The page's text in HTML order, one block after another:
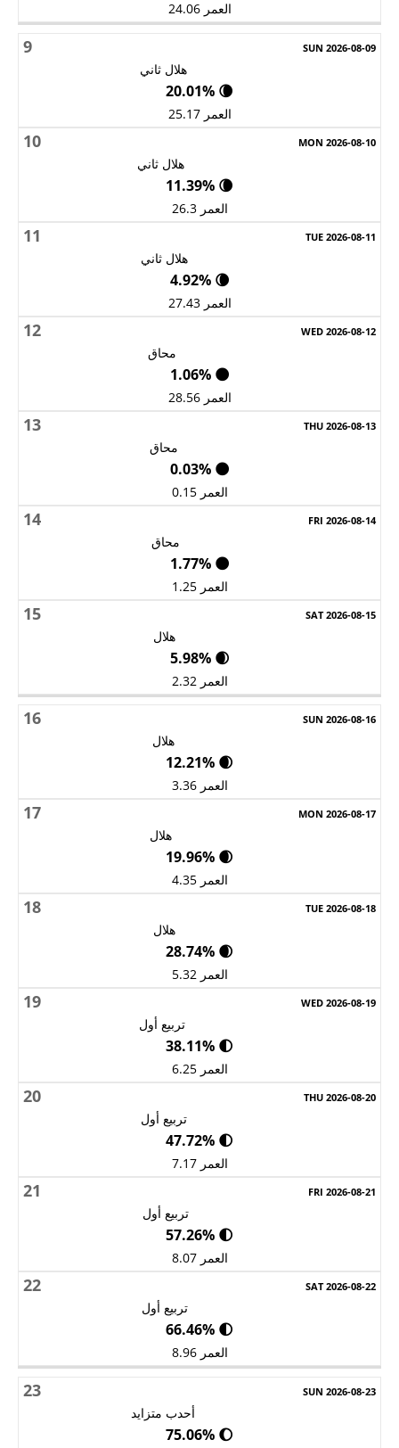
العمر 24.06
9
هلال ثاني
🌘 20.01%
العمر 25.17
10
هلال ثاني
🌘 11.39%
العمر 26.3
11
هلال ثاني
🌘 4.92%
العمر 27.43
12
محاق
🌑 1.06%
العمر 28.56
13
محاق
🌑 0.03%
العمر 0.15
14
محاق
🌑 1.77%
العمر 1.25
15
هلال
🌒 5.98%
العمر 2.32
16
هلال
🌒 12.21%
العمر 3.36
17
هلال
🌒 19.96%
العمر 4.35
18
هلال
🌒 28.74%
العمر 5.32
19
تربيع أول
🌓 38.11%
العمر 6.25
20
تربيع أول
🌓 47.72%
العمر 7.17
21
تربيع أول
🌓 57.26%
العمر 8.07
22
تربيع أول
🌓 66.46%
العمر 8.96
23
أحدب متزايد
🌔 75.06%